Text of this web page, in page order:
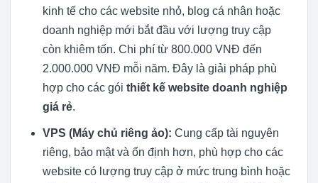
kinh tế cho các website nhỏ, blog cá nhân hoặc
doanh nghiệp mới bắt đầu với lượng truy cập
còn khiêm tốn. Chi phí từ 800.000 VNĐ đến
2.000.000 VNĐ mỗi năm. Đây là giải pháp phù
hợp cho các gói thiết kế website doanh nghiệp
giá rẻ.
VPS (Máy chủ riêng ảo): Cung cấp tài nguyên
riêng, bảo mật và ổn định hơn, phù hợp cho các
website có lượng truy cập ở mức trung bình hoặc